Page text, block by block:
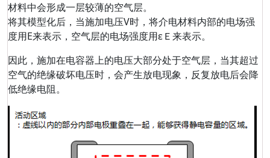
材料中会形成一层较薄的空气层。
将其模型化后，当施加电压V时，将介电材料内部的电场强
度用E来表示，空气层的电场强度用εＥ来表示。
因此，施加在电容器上的电压大部分处于空气层，当其超过
空气的绝缘破坏电压时，会产生放电现象，反复放电后会降
低绝缘电阻。